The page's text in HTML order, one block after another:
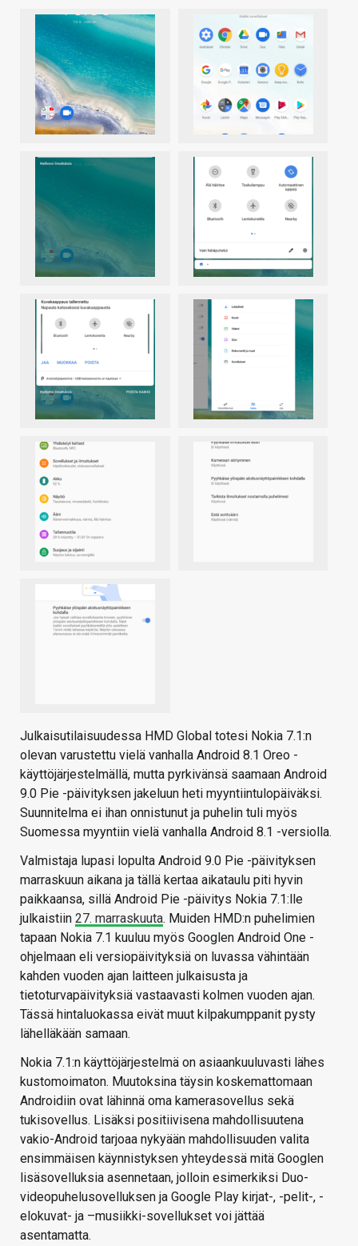
Julkaisutilaisuudessa HMD Global totesi Nokia 7.1:n
olevan varustettu vielä vanhalla Android 8.1 Oreo -
käyttöjärjestelmällä, mutta pyrkivänsä saamaan Android
9.0 Pie -päivityksen jakeluun heti myyntiintulopäiväksi.
Suunnitelma ei ihan onnistunut ja puhelin tuli myös
Suomessa myyntiin vielä vanhalla Android 8.1 -versiolla.
Valmistaja lupasi lopulta Android 9.0 Pie -päivityksen
marraskuun aikana ja tällä kertaa aikataulu piti hyvin
paikkaansa, sillä Android Pie -päivitys Nokia 7.1:lle
julkaistiin 27. marraskuuta. Muiden HMD:n puhelimien
tapaan Nokia 7.1 kuuluu myös Googlen Android One -
ohjelmaan eli versiopäivityksiä on luvassa vähintään
kahden vuoden ajan laitteen julkaisusta ja
tietoturvapäivityksiä vastaavasti kolmen vuoden ajan.
Tässä hintaluokassa eivät muut kilpakumppanit pysty
lähelläkään samaan.
Nokia 7.1:n käyttöjärjestelmä on asiaankuuluvasti lähes
kustomoimaton. Muutoksina täysin koskemattomaan
Androidiin ovat lähinnä oma kamerasovellus sekä
tukisovellus. Lisäksi positiivisena mahdollisuutena
vakio-Android tarjoaa nykyään mahdollisuuden valita
ensimmäisen käynnistyksen yhteydessä mitä Googlen
lisäsovelluksia asennetaan, jolloin esimerkiksi Duo-
videopuhelusovelluksen ja Google Play kirjat-, -pelit-, -
elokuvat- ja –musiikki-sovellukset voi jättää
asentamatta.